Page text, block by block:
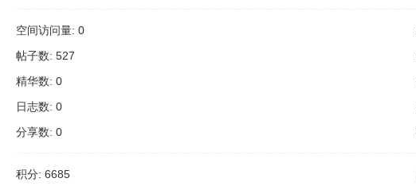
空间访问量: 0
帖子数: 527
精华数: 0
日志数: 0
分享数: 0
积分: 6685